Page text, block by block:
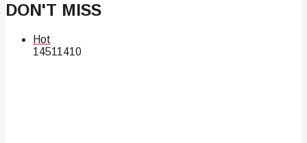
DON'T MISS
Hot
14511410